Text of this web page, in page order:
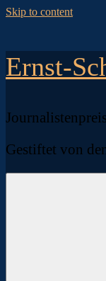
Skip to content
Ernst-
Gestiftet von